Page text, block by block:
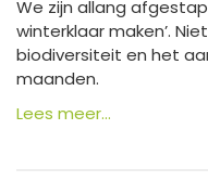
We zijn allang
winterklaar maken’.
biodiversiteit en het
maanden.
Lees meer...